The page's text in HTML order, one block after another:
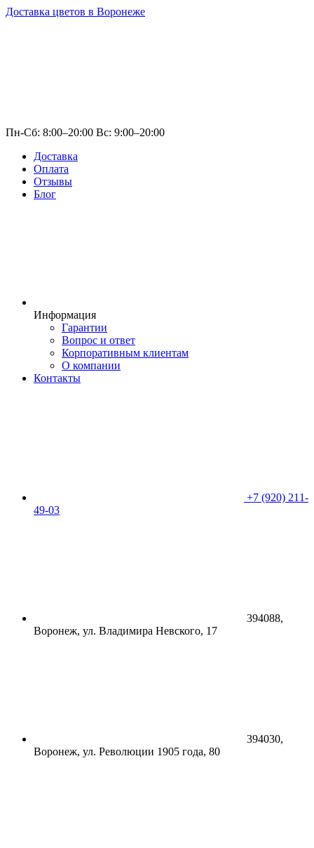
Доставка цветов в Воронеже
Пн-Сб: 8:00–20:00 Вс: 9:00–20:00
Доставка
Оплата
Отзывы
Блог
Информация
Гарантии
Вопрос и ответ
Корпоративным клиентам
О компании
Контакты
+7 (920) 211-
49-03
394088,
Воронеж, ул. Владимира Невского, 17
394030,
Воронеж, ул. Революции 1905 года, 80